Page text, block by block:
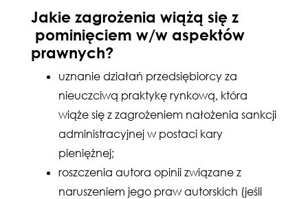
Jakie zagrożenia wiążą się z
pominięciem w/w aspektów
prawnych?
uznanie działań przedsiębiorcy za
nieuczciwą praktykę rynkową, która
wiąże się z zagrożeniem nałożenia sankcji
administracyjnej w postaci kary
pieniężnej;
roszczenia autora opinii związane z
naruszeniem jego praw autorskich (jeśli